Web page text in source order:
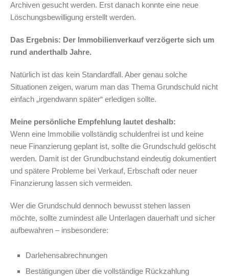
Archiven gesucht werden. Erst danach konnte eine neue
Löschungsbewilligung erstellt werden.
Das Ergebnis: Der Immobilienverkauf verzögerte sich um
rund anderthalb Jahre.
Natürlich ist das kein Standardfall. Aber genau solche
Situationen zeigen, warum man das Thema Grundschuld nicht
einfach „irgendwann später“ erledigen sollte.
Meine persönliche Empfehlung lautet deshalb:
Wenn eine Immobilie vollständig schuldenfrei ist und keine
neue Finanzierung geplant ist, sollte die Grundschuld gelöscht
werden. Damit ist der Grundbuchstand eindeutig dokumentiert
und spätere Probleme bei Verkauf, Erbschaft oder neuer
Finanzierung lassen sich vermeiden.
Wer die Grundschuld dennoch bewusst stehen lassen
möchte, sollte zumindest alle Unterlagen dauerhaft und sicher
aufbewahren – insbesondere:
Darlehensabrechnungen
Bestätigungen über die vollständige Rückzahlung